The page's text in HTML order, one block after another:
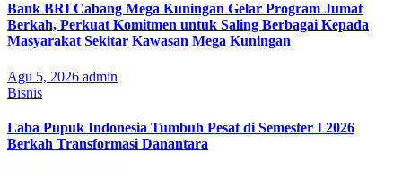
Bank BRI Cabang Mega Kuningan Gelar Program Jumat
Berkah, Perkuat Komitmen untuk Saling Berbagai Kepada
Masyarakat Sekitar Kawasan Mega Kuningan
Agu 5, 2026 admin
Bisnis
Laba Pupuk Indonesia Tumbuh Pesat di Semester I 2026
Berkah Transformasi Danantara